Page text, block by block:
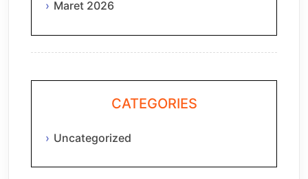
Maret 2026
CATEGORIES
Uncategorized